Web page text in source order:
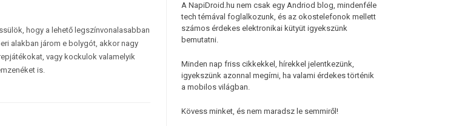
hogy a lehető legszínvonalasabban
alakban járom e bolygót, akkor nagy
vagy kockulok valamelyik
is.
A NapiDroid.hu nem csak egy Andriod blog, mindenféle
tech témával foglalkozunk, és az okostelefonok mellett
számos érdekes elektronikai kütyüt igyekszünk
bemutatni.
Minden nap friss cikkekkel, hírekkel jelentkezünk,
igyekszünk azonnal megírni, ha valami érdekes történik
a mobilos világban.
Kövess minket, és nem maradsz le semmiről!